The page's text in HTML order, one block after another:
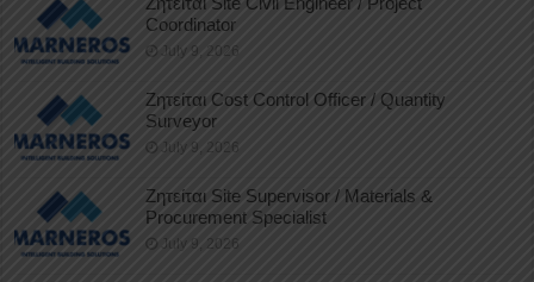
Coordinator
July 9, 2026
Ζητείται Cost Control Officer / Quantity
Surveyor
July 9, 2026
Ζητείται Site Supervisor / Materials &
Procurement Specialist
July 9, 2026